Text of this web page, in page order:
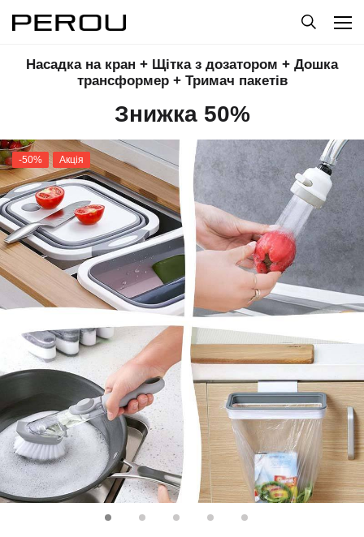
Насадка на кран + Щітка з дозатором + Дошка
трансформер + Тримач пакетів
Знижка 50%
-50% Акція